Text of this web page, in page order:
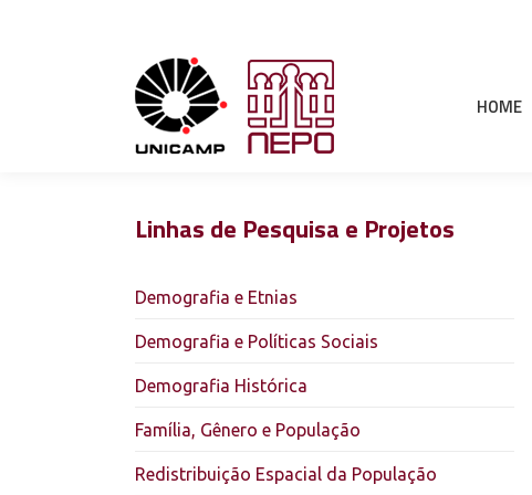
HOME
Linhas de Pesquisa e Projetos
Demografia e Etnias
Demografia e Políticas Sociais
Demografia Histórica
Família, Gênero e População
Redistribuição Espacial da População